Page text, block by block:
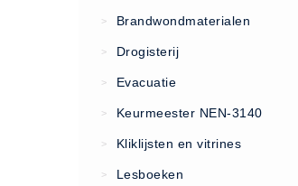
Contact
Algemene Voorwaarden
> Brandwondmaterialen
> Drogisterij
> Evacuatie
> Keurmeester NEN-3140
> Kliklijsten en vitrines
> Lesboeken